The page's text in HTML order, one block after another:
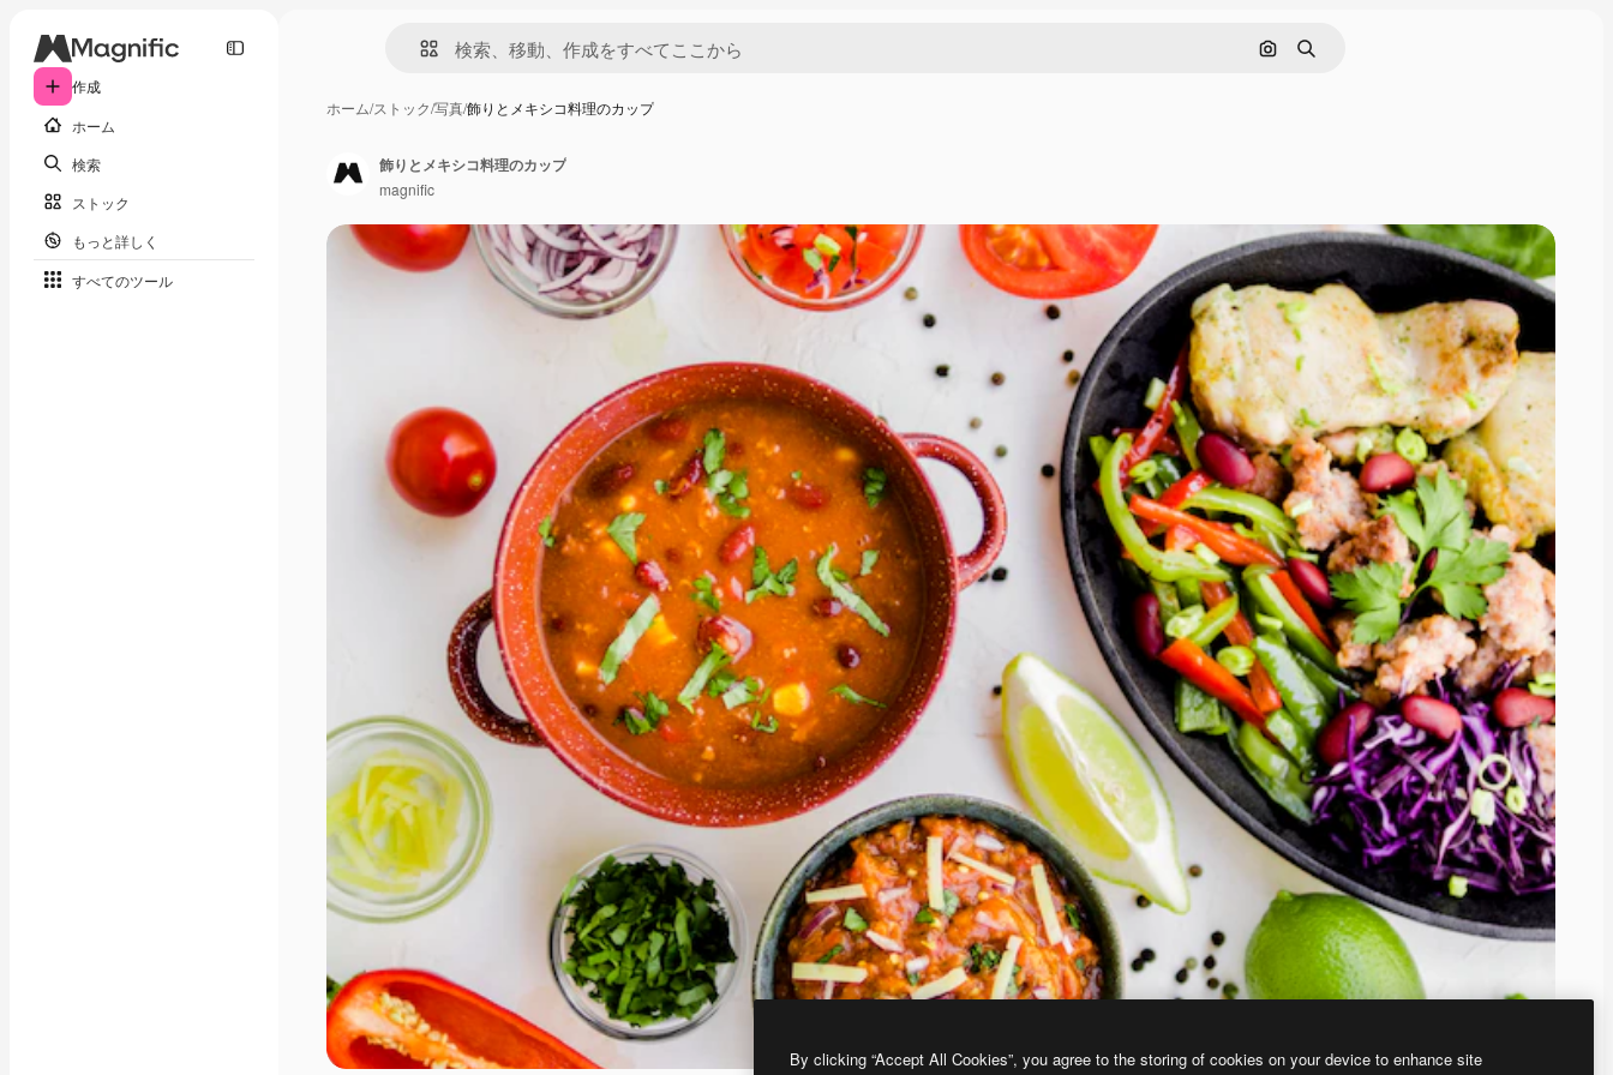
作成
ホーム
検索
ストック
もっと詳しく
すべてのツール
画像で検索
検索
ホーム/ストック/写真/飾りとメキシコ料理のカップ
飾りとメキシコ料理のカップ
magnific
By clicking “Accept All Cookies”, you agree to the storing of cookies on your device to enhance site